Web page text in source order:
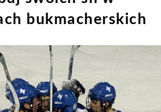
bukmacherskich